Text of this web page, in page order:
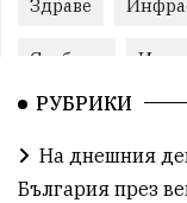
Здраве
Свобода
Карандила
РУБРИКИ
На днешния
България през